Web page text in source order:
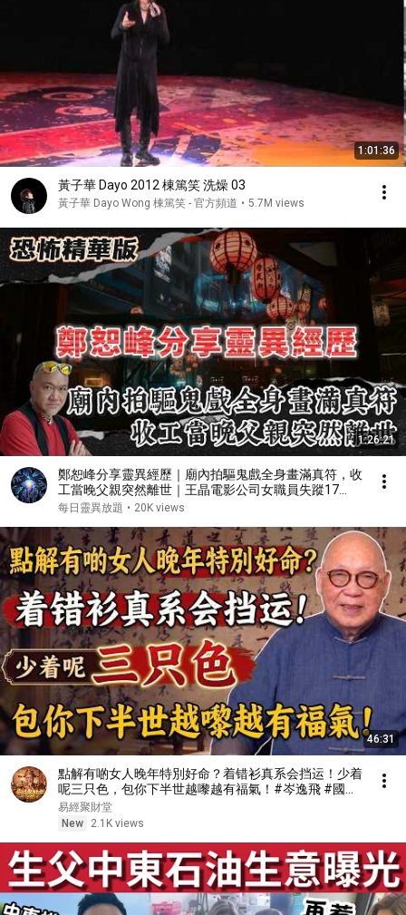
1:01:36
黃子華 Dayo 2012 棟篤笑 洗燥 03
黃子華 Dayo Wong 棟篤笑 - 官方頻道 • 5.7M views
1:26:21
鄭恕峰分享靈異經歷｜廟內拍驅鬼戲全身畫滿真符，收
工當晚父親突然離世｜王晶電影公司女職員失蹤17
年，陌生人突然收到亡魂報夢｜買樓送鋼琴，四歲女兒
每日靈異放題 • 20K views
46:31
點解有啲女人晚年特別好命？着错衫真系会挡运！少着
呢三只色，包你下半世越嚟越有福氣！#岑逸飛 #國學
智慧 #易經風水 #佛學 #晚年運勢 #衣服風水 #因果定
律 #修心改運 #風水命理#穿搭風水
易經聚財堂
New
2.1K views